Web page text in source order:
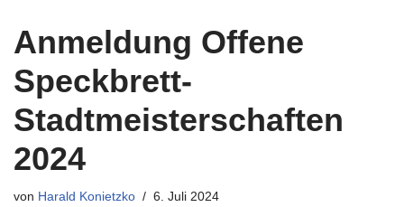
Anmeldung Offene
Speckbrett-
Stadtmeisterschaften
2024
von Harald Konietzko 6. Juli 2024